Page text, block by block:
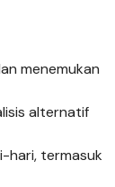
menemukan
alternatif
hari, termasuk